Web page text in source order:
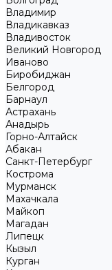
Владимир
Владикавказ
Владивосток
Великий Новгород
Иваново
Биробиджан
Белгород
Барнаул
Астрахань
Анадырь
Горно-Алтайск
Абакан
Санкт-Петербург
Кострома
Мурманск
Махачкала
Майкоп
Магадан
Липецк
Кызыл
Курган